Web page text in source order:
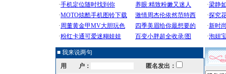
■ 我来说两句
用 户：
匿名发出：